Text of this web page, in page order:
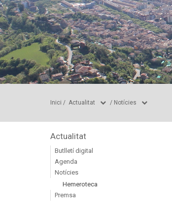
Inici / Actualitat / Notícies
Actualitat
Butlletí digital
Agenda
Notícies
Hemeroteca
Premsa